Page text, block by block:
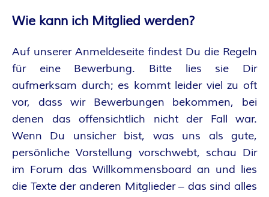
Wie kann ich Mitglied werden?
Auf unserer Anmeldeseite findest Du die Regeln
für eine Bewerbung. Bitte lies sie Dir
aufmerksam durch; es kommt leider viel zu oft
vor, dass wir Bewerbungen bekommen, bei
denen das offensichtlich nicht der Fall war.
Wenn Du unsicher bist, was uns als gute,
persönliche Vorstellung vorschwebt, schau Dir
im Forum das Willkommensboard an und lies
die Texte der anderen Mitglieder – das sind alles